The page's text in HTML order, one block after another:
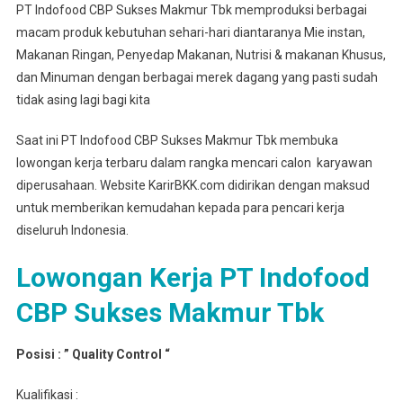
PT Indofood CBP Sukses Makmur Tbk memproduksi berbagai
macam produk kebutuhan sehari-hari diantaranya Mie instan,
Makanan Ringan, Penyedap Makanan, Nutrisi & makanan Khusus,
dan Minuman dengan berbagai merek dagang yang pasti sudah
tidak asing lagi bagi kita
Saat ini PT Indofood CBP Sukses Makmur Tbk membuka
lowongan kerja terbaru dalam rangka mencari calon karyawan
diperusahaan. Website KarirBKK.com didirikan dengan maksud
untuk memberikan kemudahan kepada para pencari kerja
diseluruh Indonesia.
Lowongan Kerja PT Indofood
CBP Sukses Makmur Tbk
Posisi : ” Quality Control “
Kualifikasi :